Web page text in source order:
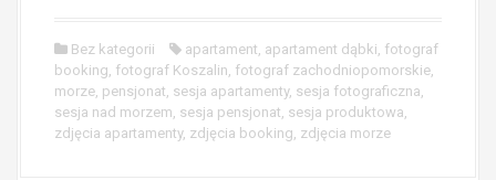
Bez kategorii apartament apartament dąbki fotograf
booking fotograf Koszalin fotograf zachodniopomorskie
morze pensjonat sesja apartamenty, sesja fotograficzna
sesja nad morzem sesja pensjonat sesja produktowa
zdjęcia apartamenty, zdjęcia booking zdjęcia morze